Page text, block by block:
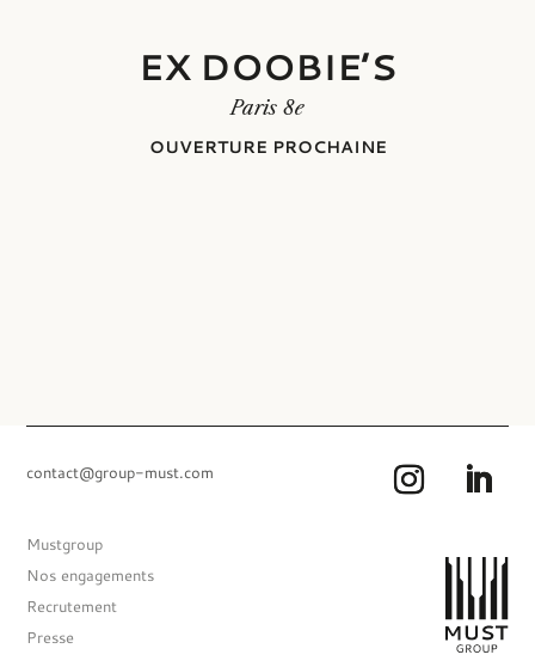
EX DOOBIE’S
EX DOOBIE’S
Paris 8e
OUVERTURE PROCHAINE
contact@group-must.com
Mustgroup
Nos engagements
Recrutement
Presse